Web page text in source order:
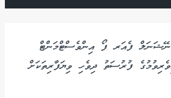
ފެއަރ ފޯ އިންވެސްޓްމަންޓް
ފުރުސަތު ދިވެހި ވިޔަފާރިތަކަށް